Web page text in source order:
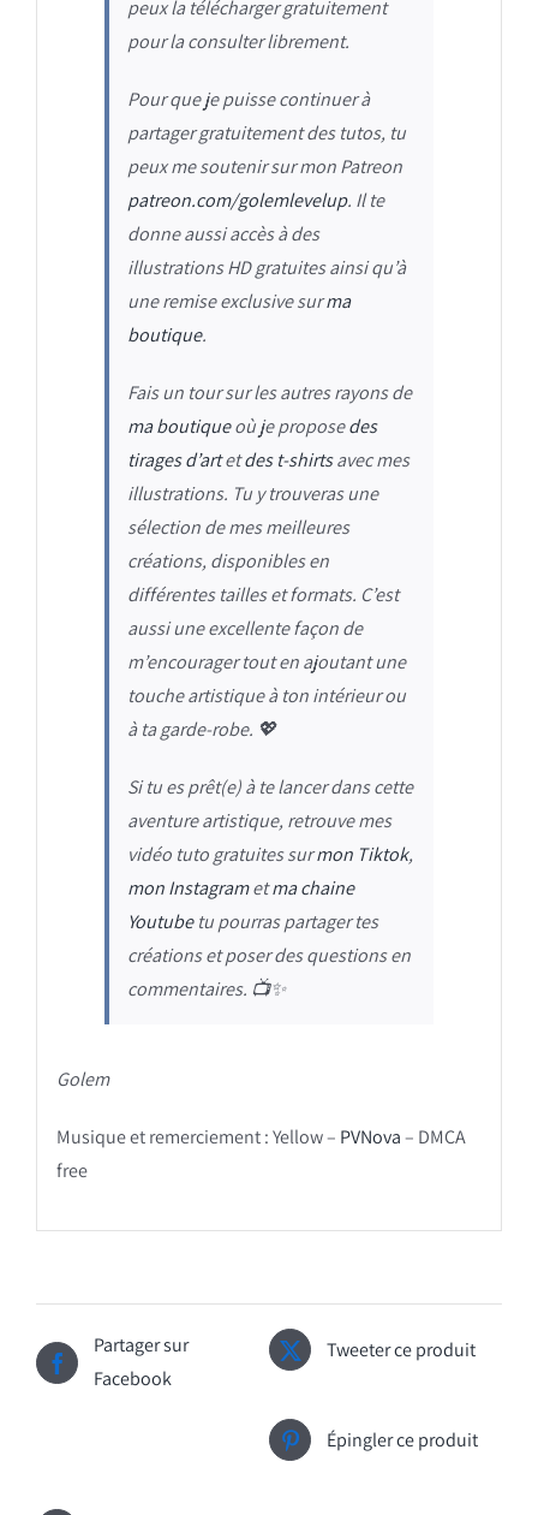
peux la télécharger gratuitement
pour la consulter librement.
Pour que je puisse continuer à
partager gratuitement des tutos, tu
peux me soutenir sur mon Patreon
patreon.com/golemlevelup. Il te
donne aussi accès à des
illustrations HD gratuites ainsi qu’à
une remise exclusive surma
boutique.
Fais un tour sur les autres rayons de
ma boutiqueoù je proposedes
tirages d’artetdes t-shirtsavec mes
illustrations. Tu y trouveras une
sélection de mes meilleures
créations, disponibles en
différentes tailles et formats. C’est
aussi une excellente façon de
m’encourager tout en ajoutant une
touche artistique à ton intérieur ou
à ta garde-robe. 💖
Si tu es prêt(e) à te lancer dans cette
aventure artistique, retrouve mes
vidéo tuto gratuites surmon Tiktok,
mon Instagrametma chaine
Youtubetu pourras partager tes
créations et poser des questions en
commentaires. 📺✨
Golem
Musique et remerciement : Yellow – PVNova– DMCA
free
Partager sur
Facebook
Tweeter ce produit
Épingler ce produit